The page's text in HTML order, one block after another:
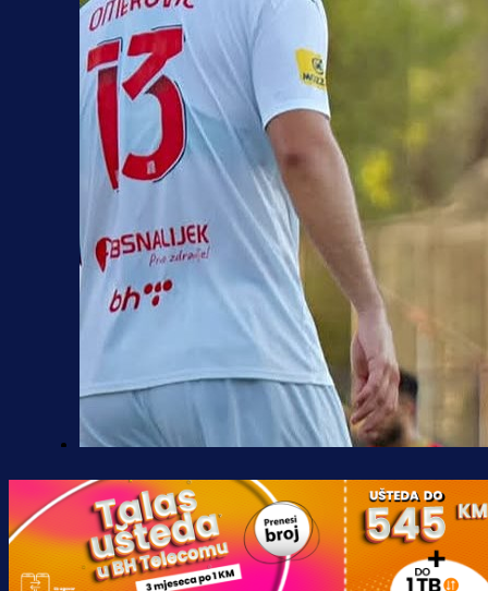
Borac do pobjede, ali scene iz
Banje Luke zgrozile javnost:
zbog skandiranja Ratku Mladiću!